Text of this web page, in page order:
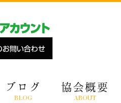
ブログ
BLOG
協会概要
ABOUT